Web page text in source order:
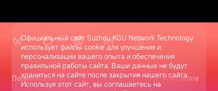
Официальный сайт Suzhou KGU Network Technology
использует файлы cookie для улучшения и
персонализации вашего опыта и обеспечения
правильной работы сайта. Ваши данные не будут
храниться на сайте после закрытия нашего сайта.
Используя этот сайт, вы соглашаетесь на
Политика конфиденциальности Настройки cookie